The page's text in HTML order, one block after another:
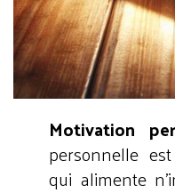
Motivation
personnelle
qui alimente